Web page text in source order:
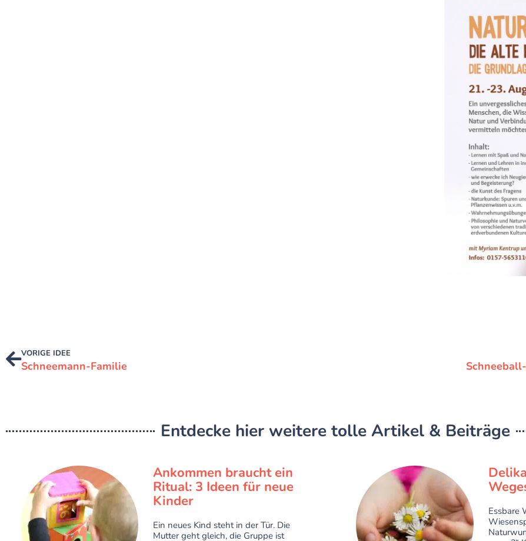
VORIGE IDEE
Schneemann-Familie
Entdecke hier weitere tolle Artikel & Beiträge
Ankommen braucht ein
Ritual: 3 Ideen für neue
Kinder
Ein neues Kind steht in der Tür. Die
Mutter geht gleich, die Gruppe ist
Essbare